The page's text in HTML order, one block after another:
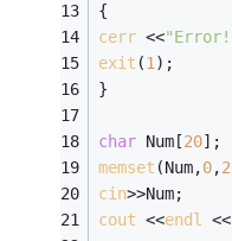
{
cerr <<
exit (1);
}
char Num[20];
memset (Num,0,
cin
cout <<endl <<